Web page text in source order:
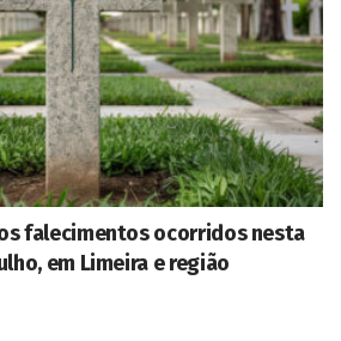
falecimentos ocorridos nesta
em Limeira e região